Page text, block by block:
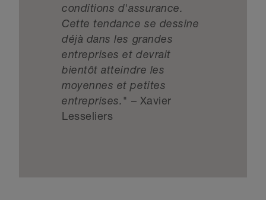
conditions d'assurance.
Cette tendance se dessine
déjà dans les grandes
entreprises et devrait
bientôt atteindre les
moyennes et petites
entreprises." – Xavier
Lesseliers